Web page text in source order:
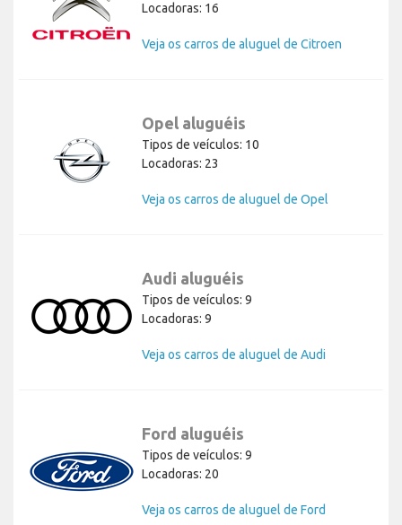
Locadoras: 16
Veja os carros de aluguel de Citroen
Opel aluguéis
Tipos de veículos: 10
Locadoras: 23
Veja os carros de aluguel de Opel
Audi aluguéis
Tipos de veículos: 9
Locadoras: 9
Veja os carros de aluguel de Audi
Ford aluguéis
Tipos de veículos: 9
Locadoras: 20
Veja os carros de aluguel de Ford